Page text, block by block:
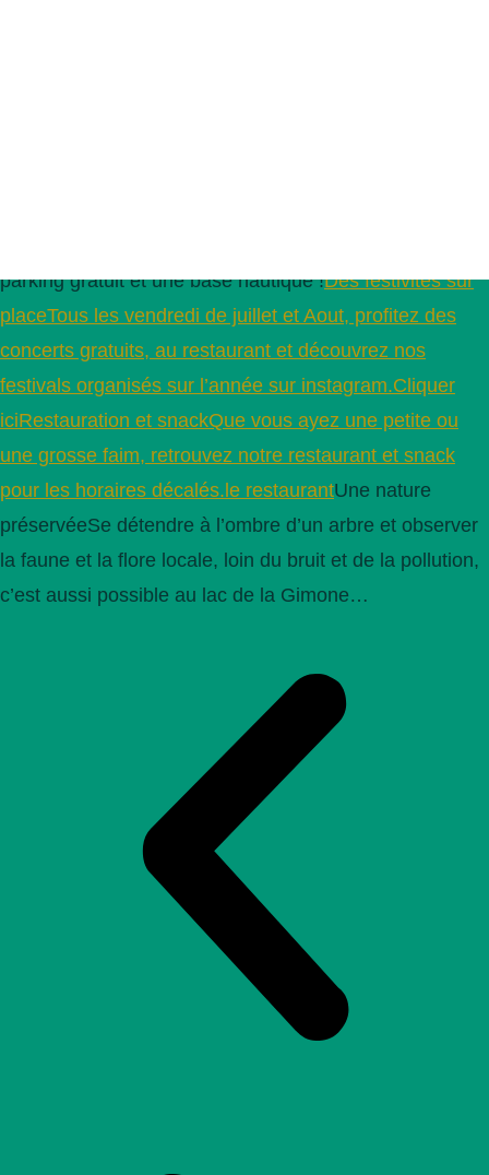
parking gratuit et une base nautique !Des festivités sur
placeTous les vendredi de juillet et Aout, profitez des
concerts gratuits, au restaurant et découvrez nos
festivals organisés sur l’année sur instagram.Cliquer
iciRestauration et snackQue vous ayez une petite ou
une grosse faim, retrouvez notre restaurant et snack
pour les horaires décalés.le restaurantUne nature
préservéeSe détendre à l’ombre d’un arbre et observer
la faune et la flore locale, loin du bruit et de la pollution,
c’est aussi possible au lac de la Gimone…